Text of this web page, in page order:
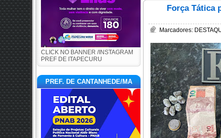
CLICK NO BANNER /INSTAGRAM
PREF DE ITAPECURU
PREF. DE CANTANHEDE/MA
Força Tática
Marcadores: